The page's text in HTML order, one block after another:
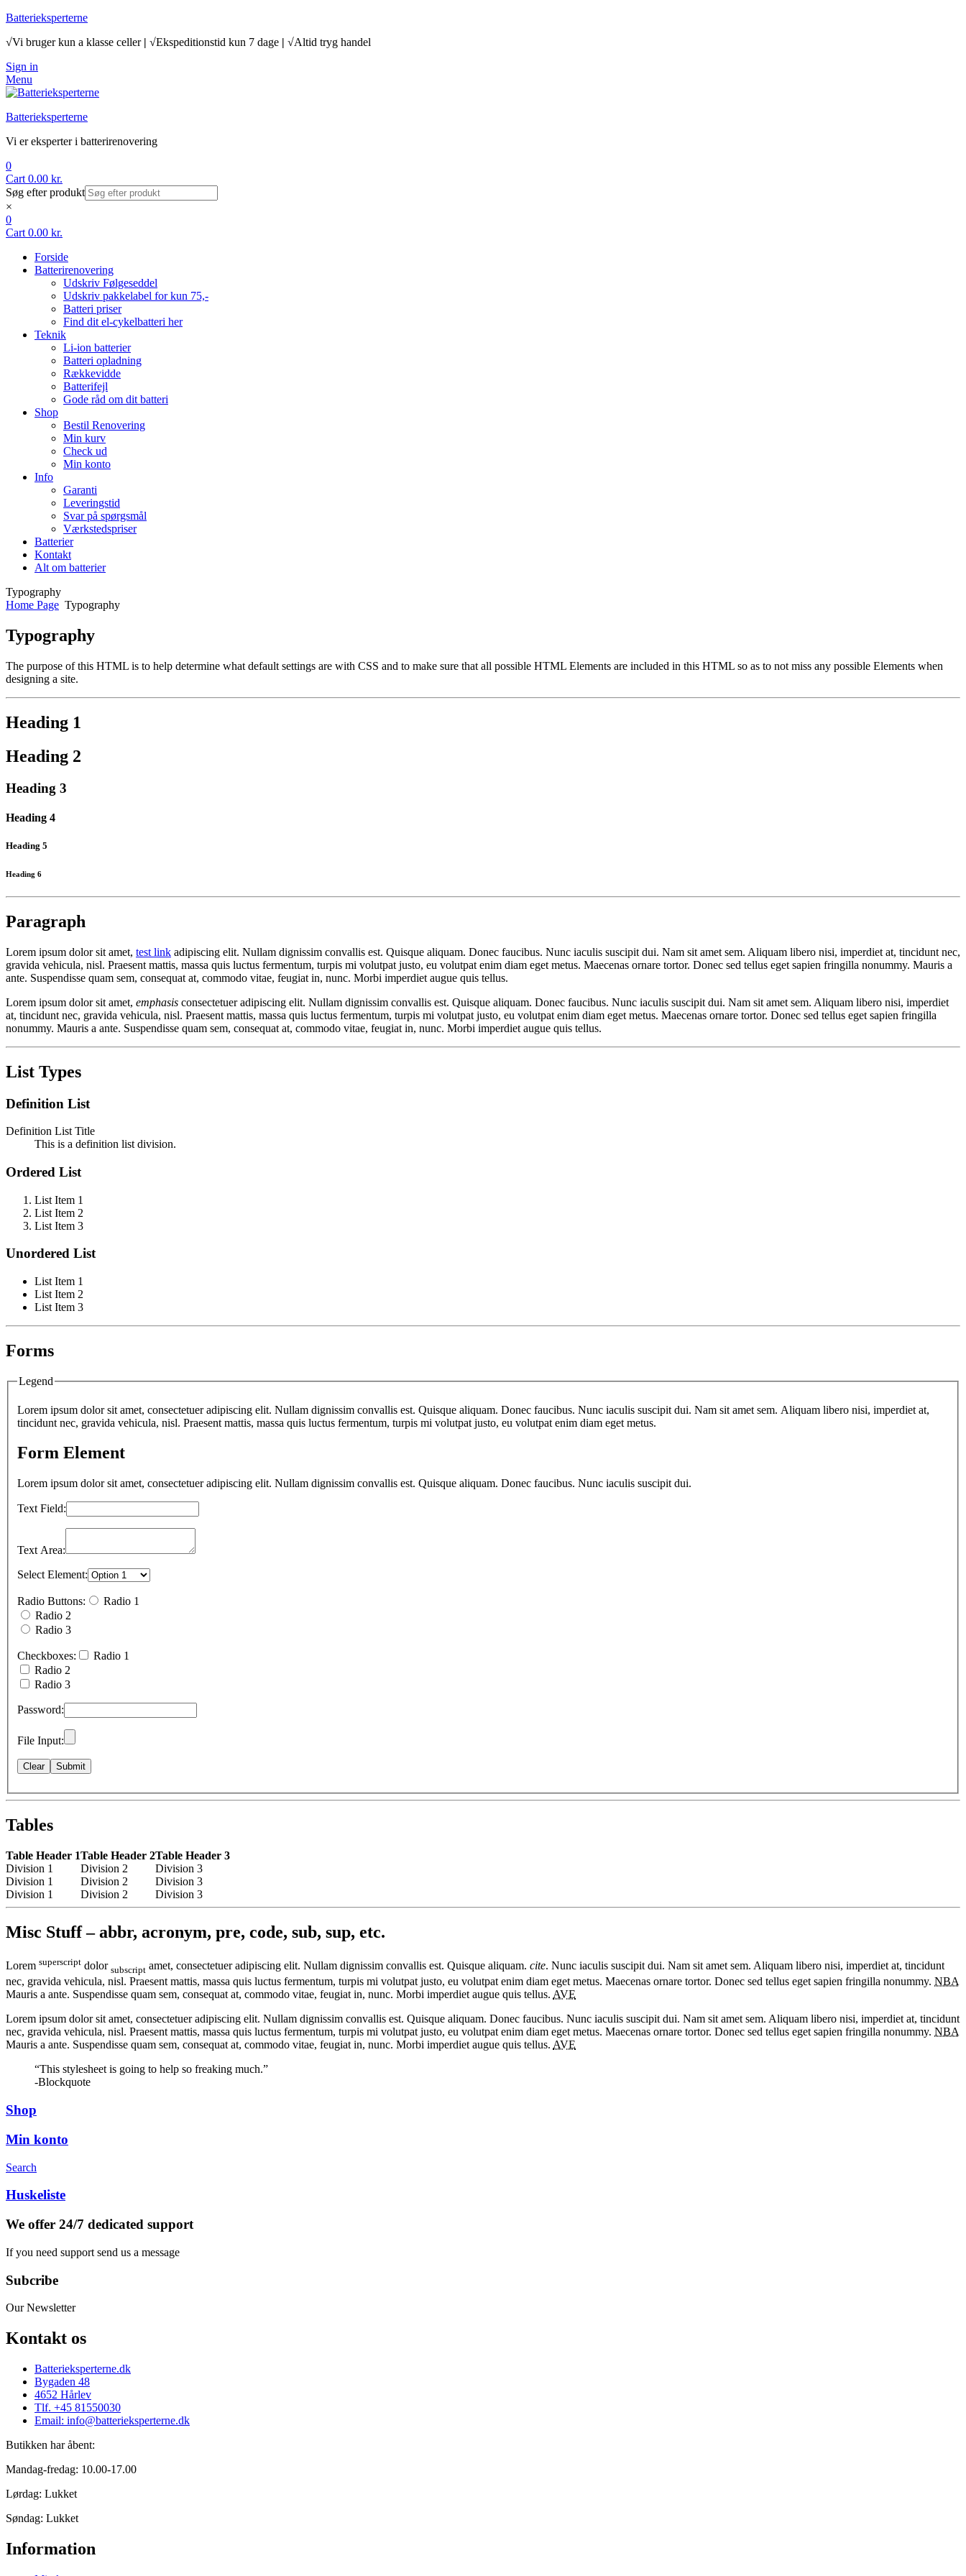
Batterieksperterne
√Vi bruger kun a klasse celler | √Ekspeditionstid kun 7 dage | √Altid tryg handel
Sign in
Menu
Batterieksperterne
Vi er eksperter i batterirenovering
0
Cart 0.00 kr.
Søg efter produkt
×
0
Cart 0.00 kr.
Forside
Batterirenovering
Udskriv Følgeseddel
Udskriv pakkelabel for kun 75,-
Batteri priser
Find dit el-cykelbatteri her
Teknik
Li-ion batterier
Batteri opladning
Rækkevidde
Batterifejl
Gode råd om dit batteri
Shop
Bestil Renovering
Min kurv
Check ud
Min konto
Info
Garanti
Leveringstid
Svar på spørgsmål
Værkstedspriser
Batterier
Kontakt
Alt om batterier
Typography
Home Page Typography
Typography
The purpose of this HTML is to help determine what default settings are with CSS and to make sure that all possible HTML Elements are included in this HTML so as to not miss any possible Elements when
designing a site.
Heading 1
Heading 2
Heading 3
Heading 4
Heading 5
Heading 6
Paragraph
Lorem ipsum dolor sit amet, test link adipiscing elit. Nullam dignissim convallis est. Quisque aliquam. Donec faucibus. Nunc iaculis suscipit dui. Nam sit amet sem. Aliquam libero nisi, imperdiet at, tincidunt nec,
gravida vehicula, nisl. Praesent mattis, massa quis luctus fermentum, turpis mi volutpat justo, eu volutpat enim diam eget metus. Maecenas ornare tortor. Donec sed tellus eget sapien fringilla nonummy. Mauris a
ante. Suspendisse quam sem, consequat at, commodo vitae, feugiat in, nunc. Morbi imperdiet augue quis tellus.
Lorem ipsum dolor sit amet, emphasis consectetuer adipiscing elit. Nullam dignissim convallis est. Quisque aliquam. Donec faucibus. Nunc iaculis suscipit dui. Nam sit amet sem. Aliquam libero nisi, imperdiet
at, tincidunt nec, gravida vehicula, nisl. Praesent mattis, massa quis luctus fermentum, turpis mi volutpat justo, eu volutpat enim diam eget metus. Maecenas ornare tortor. Donec sed tellus eget sapien fringilla
nonummy. Mauris a ante. Suspendisse quam sem, consequat at, commodo vitae, feugiat in, nunc. Morbi imperdiet augue quis tellus.
List Types
Definition List
Definition List Title
This is a definition list division.
Ordered List
List Item 1
List Item 2
List Item 3
Unordered List
List Item 1
List Item 2
List Item 3
Forms
Legend
Lorem ipsum dolor sit amet, consectetuer adipiscing elit. Nullam dignissim convallis est. Quisque aliquam. Donec faucibus. Nunc iaculis suscipit dui. Nam sit amet sem. Aliquam libero nisi, imperdiet at,
tincidunt nec, gravida vehicula, nisl. Praesent mattis, massa quis luctus fermentum, turpis mi volutpat justo, eu volutpat enim diam eget metus.
Form Element
Lorem ipsum dolor sit amet, consectetuer adipiscing elit. Nullam dignissim convallis est. Quisque aliquam. Donec faucibus. Nunc iaculis suscipit dui.
Text Field:
Text Area:
Select Element:
Radio Buttons:
Radio 1
Radio 2
Radio 3
Checkboxes:
Radio 1
Radio 2
Radio 3
Password:
File Input:
Tables
Table Header 1Table Header 2Table Header 3
Division 1
Division 2
Division 3
Division 1
Division 2
Division 3
Division 1
Division 2 Division 3
Misc Stuff – abbr, acronym, pre, code, sub, sup, etc.
Lorem superscript dolor subscript amet, consectetuer adipiscing elit. Nullam dignissim convallis est. Quisque aliquam. cite. Nunc iaculis suscipit dui. Nam sit amet sem. Aliquam libero nisi, imperdiet at, tincidunt
nec, gravida vehicula, nisl. Praesent mattis, massa quis luctus fermentum, turpis mi volutpat justo, eu volutpat enim diam eget metus. Maecenas ornare tortor. Donec sed tellus eget sapien fringilla nonummy. NBA
Mauris a ante. Suspendisse quam sem, consequat at, commodo vitae, feugiat in, nunc. Morbi imperdiet augue quis tellus. AVE
Lorem ipsum dolor sit amet, consectetuer adipiscing elit. Nullam dignissim convallis est. Quisque aliquam. Donec faucibus. Nunc iaculis suscipit dui. Nam sit amet sem. Aliquam libero nisi, imperdiet at, tincidunt
nec, gravida vehicula, nisl. Praesent mattis, massa quis luctus fermentum, turpis mi volutpat justo, eu volutpat enim diam eget metus. Maecenas ornare tortor. Donec sed tellus eget sapien fringilla nonummy. NBA
Mauris a ante. Suspendisse quam sem, consequat at, commodo vitae, feugiat in, nunc. Morbi imperdiet augue quis tellus. AVE
“This stylesheet is going to help so freaking much.”
-Blockquote
Shop
Min konto
Search
Huskeliste
We offer 24/7 dedicated support
If you need support send us a message
Subcribe
Our Newsletter
Kontakt os
Batterieksperterne.dk
Bygaden 48
4652 Hårlev
Tlf. +45 81550030
Email: info@batterieksperterne.dk
Butikken har åbent:
Mandag-fredag: 10.00-17.00
Lørdag: Lukket
Søndag: Lukket
Information